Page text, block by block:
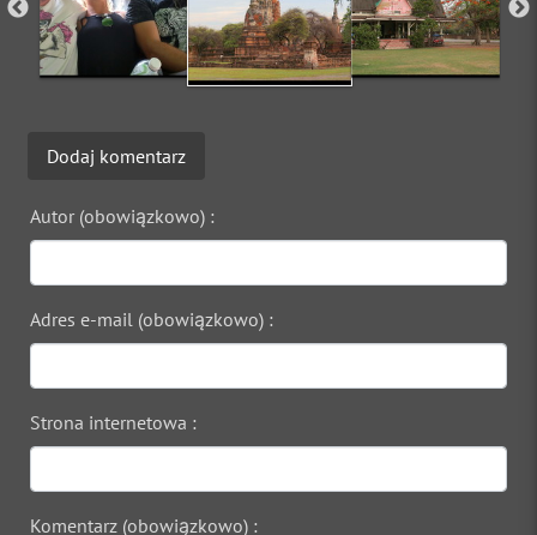
Dodaj komentarz
Autor (obowiązkowo) :
Adres e-mail (obowiązkowo) :
Strona internetowa :
Komentarz (obowiązkowo) :